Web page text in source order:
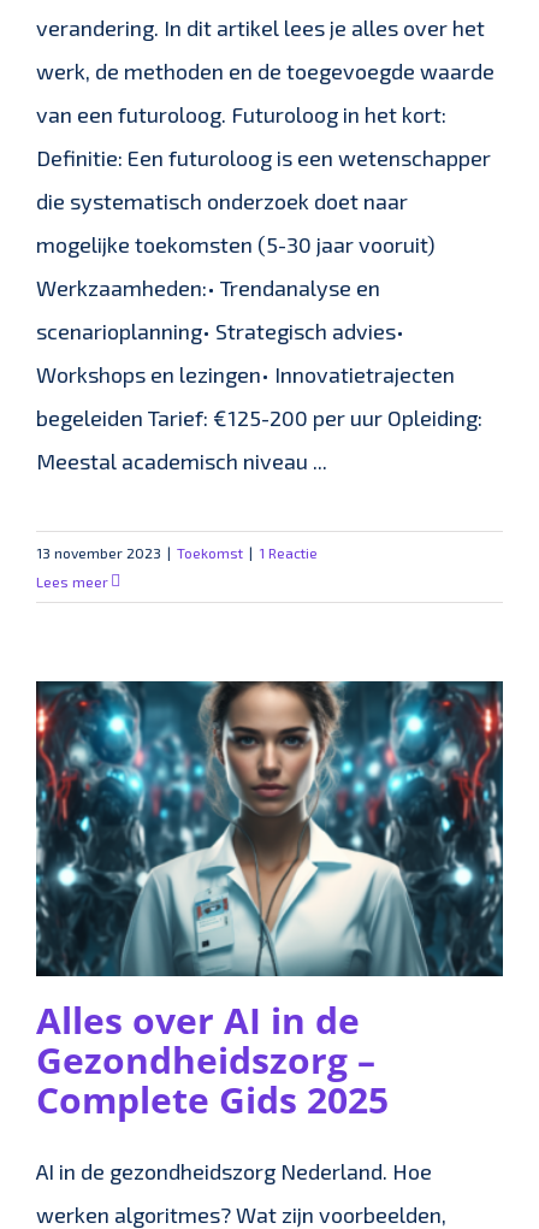
verandering. In dit artikel lees je alles over het
werk, de methoden en de toegevoegde waarde
van een futuroloog. Futuroloog in het kort:
Definitie: Een futuroloog is een wetenschapper
die systematisch onderzoek doet naar
mogelijke toekomsten (5-30 jaar vooruit)
Werkzaamheden:• Trendanalyse en
scenarioplanning• Strategisch advies•
Workshops en lezingen• Innovatietrajecten
begeleiden Tarief: €125-200 per uur Opleiding:
Meestal academisch niveau ...
13 november 2023 | Toekomst | 1 Reactie
Lees meer
Alles over AI in de
Gezondheidszorg –
Complete Gids 2025
AI in de gezondheidszorg Nederland. Hoe
werken algoritmes? Wat zijn voorbeelden,